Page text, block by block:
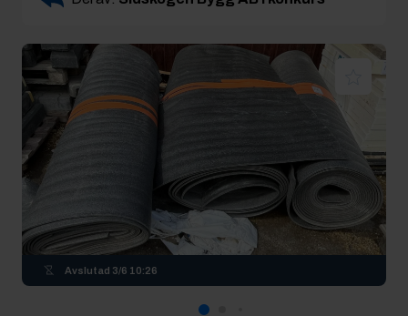
Avslutad 3/6 10:26